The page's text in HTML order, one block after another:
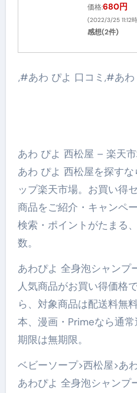
価格:680円
(2022/3/25 11:12
感想(2件)
,#あわ ぴよ 口コミ,#あ
あわ ぴよ 西松屋 – 楽天
あわ ぴよ 西松屋を探す
ップ楽天市場。お買い得
商品をご紹介・キャンペ
検索・ポイントがたまる
数。
あわぴよ 全身泡シャンプ
人気商品がお買い得価格
ら、対象商品は配送料無
本、漫画・Primeなら通
期限は無期限。
ベビーソープ>西松屋>あ
あわぴよ 全身泡シャンプ